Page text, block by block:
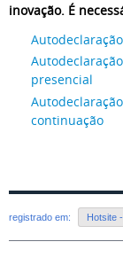
inovação. É
presencial
continuação
registrado em: Hotsite